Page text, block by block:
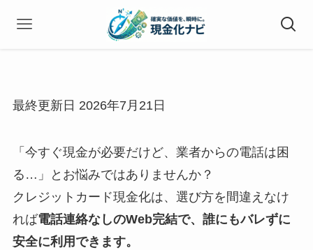
最終更新日 2026年7月21日
「今すぐ現金が必要だけど、業者からの電話は困
る…」とお悩みではありませんか？
クレジットカード現金化は、選び方を間違えなけ
れば電話連絡なしのWeb完結で、誰にもバレずに
安全に利用できます。